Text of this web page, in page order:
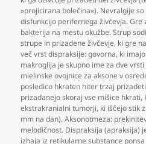
»projicirana bolečina«). Nevralgije
disfunkcijo perifernega živčevja. Gre
bakterija na mestu okužbe. Strup
strupe in prizadene živčevje, ki gre
več vrst dispraksije: govorna, ki
makroglija je skupno ime za dve
mielinske ovojnice za aksone v
posledico hkraten hiter trzaj
prizadanejo skoraj vse mišice hkrati,
ekstrakranialni tumorji, ki iščejo stik
mm na dan). Aksonotmeza:
melodičnost. Dispraksija (apraksija)
izhaja iz retikularne substance